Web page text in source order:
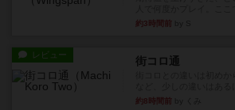
約3時間前
レビュー 街コロ通
約8時間前